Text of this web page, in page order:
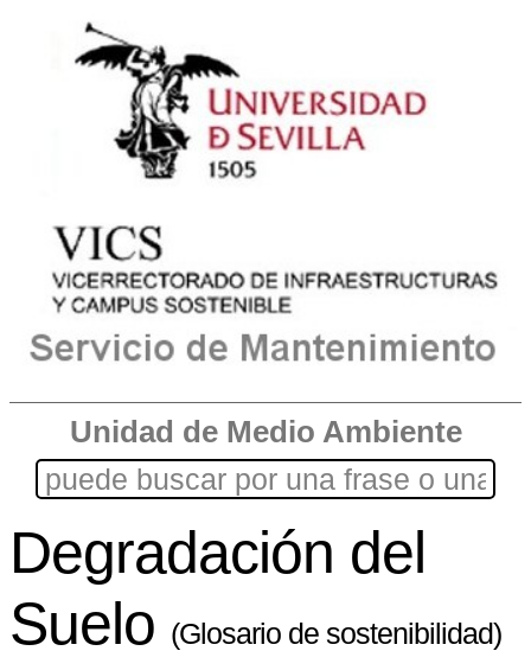
Unidad de Medio Ambiente
Degradación del
Suelo (Glosario de sostenibilidad)